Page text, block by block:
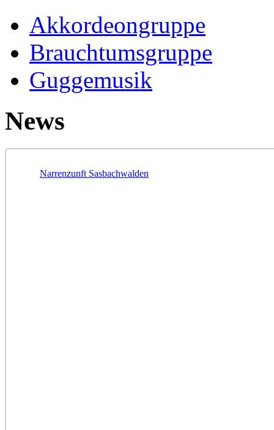
Akkordeongruppe
Brauchtumsgruppe
Guggemusik
News
Narrenzunft Sasbachwalden